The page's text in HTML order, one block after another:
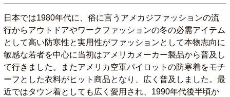
日本では1980年代に、俗に言うアメカジファッションの流
行からアウトドアやワークファッションの冬の必需アイテム
として高い防寒性と実用性がファッションとして本物志向に
敏感な若者を中心に当初はアメリカメーカー製品から普及し
て行きました。またアメリカ空軍パイロットの防寒着をモチ
ーフとした衣料がヒット商品となり、広く普及しました。最
近ではタウン着としても広く愛用され、1990年代後半頃か